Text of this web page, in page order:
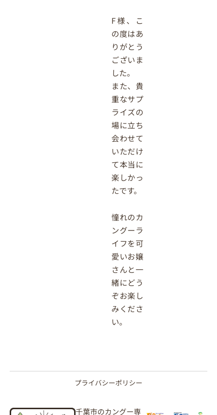
F様、こ
の度はあ
りがとう
ございま
した。
また、貴
重なサプ
ライズの
場に立ち
会わせて
いただけ
て本当に
楽しかっ
たです。
憧れのカ
ングーラ
イフを可
愛いお嬢
さんと一
緒にどう
ぞお楽し
みくださ
い。
プライバシーポリシー
千葉市のカングー専